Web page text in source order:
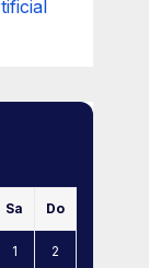
Sa Do
1 2